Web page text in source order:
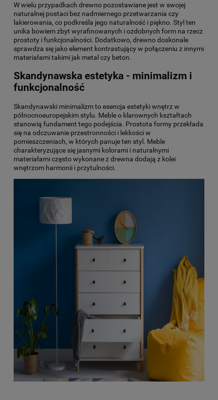
W wielu przypadkach drewno pozostawiane jest w swojej
naturalnej postaci bez nadmiernego przetwarzania czy
lakierowania, co podkreśla jego naturalność i piękno. Styl ten
unika bowiem zbyt wyrafinowanych i ozdobnych form na rzecz
prostoty i funkcjonalności. Dodatkowo, drewno doskonale
sprawdza się jako element kontrastujący w połączeniu z innymi
materiałami takimi jak metal czy beton.
Skandynawska estetyka - minimalizm i
funkcjonalność
Skandynawski minimalizm to esencja estetyki wnętrz w
północnoeuropejskim stylu. Meble o klarownych kształtach
stanowią fundament tego podejścia. Prostota formy przekłada
się na odczuwanie przestronności i lekkości w
pomieszczeniach, w których panuje ten styl. Meble
charakteryzujące się jasnymi kolorami i naturalnymi
materiałami często wykonane z drewna dodają z kolei
wnętrzom harmonii i przytulności.